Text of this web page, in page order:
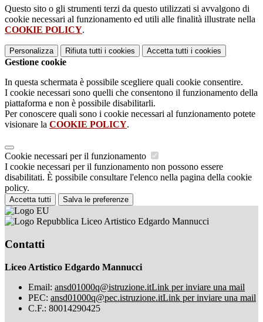
Questo sito o gli strumenti terzi da questo utilizzati si avvalgono di
cookie necessari al funzionamento ed utili alle finalità illustrate nella
COOKIE POLICY.
Personalizza Rifiuta tutti i cookies Accetta tutti i cookies
Gestione cookie
In questa schermata è possibile scegliere quali cookie consentire.
I cookie necessari sono quelli che consentono il funzionamento della
piattaforma e non è possibile disabilitarli.
Per conoscere quali sono i cookie necessari al funzionamento potete
visionare la COOKIE POLICY.
Cookie necessari per il funzionamento
I cookie necessari per il funzionamento non possono essere
disabilitati. È possibile consultare l'elenco nella pagina della cookie
policy.
Accetta tutti Salva le preferenze
Liceo Artistico Edgardo Mannucci
Contatti
Liceo Artistico Edgardo Mannucci
Email: ansd01000q@istruzione.itLink per inviare una mail
PEC: ansd01000q@pec.istruzione.itLink per inviare una mail
C.F.: 80014290425